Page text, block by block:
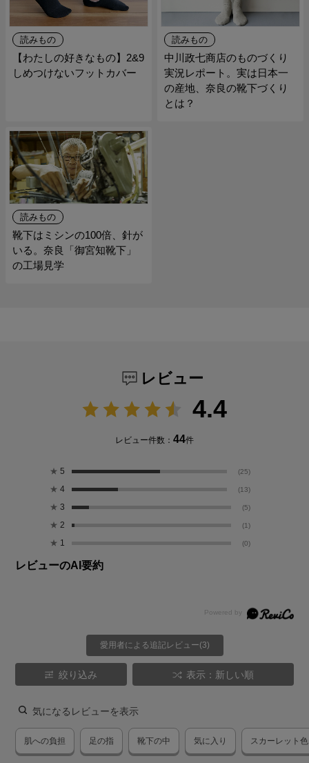
読みもの
【わたしの好きなもの】2&9
しめつけないフットカバー
読みもの
中川政七商店のものづくり
実況レポート。実は日本一
の産地、奈良の靴下づくり
とは？
読みもの
靴下はミシンの100倍、針が
いる。奈良「御宮知靴下」
の工場見学
レビュー
4.4
レビュー件数： 44件
★ 5 (25)
★ 4 (13)
★ 3 (5)
★ 2 (1)
★ 1 (0)
レビューのAI要約
愛用者による追記レビュー(3)
絞り込み 表示：新しい順
気になるレビューを表示
肌への負担 足の指 靴下の中 気に入り スカーレット色